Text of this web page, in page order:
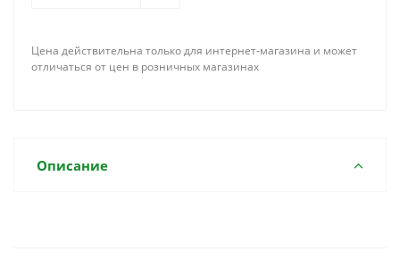
Цена действительна только для интернет-магазина и может
отличаться от цен в розничных магазинах
Описание